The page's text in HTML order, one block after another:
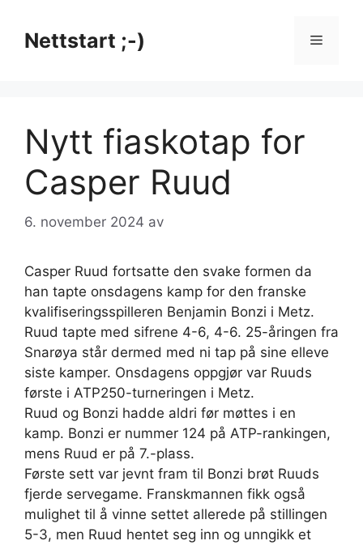
innholdNettstart ;-) Meny
Nytt fiaskotap for
Casper Ruud
6. november 2024 av
Casper Ruud fortsatte den svake formen da
han tapte onsdagens kamp for den franske
kvalifiseringsspilleren Benjamin Bonzi i Metz.
Ruud tapte med sifrene 4-6, 4-6. 25-åringen fra
Snarøya står dermed med ni tap på sine elleve
siste kamper. Onsdagens oppgjør var Ruuds
første i ATP250-turneringen i Metz.
Ruud og Bonzi hadde aldri før møttes i en
kamp. Bonzi er nummer 124 på ATP-rankingen,
mens Ruud er på 7.-plass.
Første sett var jevnt fram til Bonzi brøt Ruuds
fjerde servegame. Franskmannen fikk også
mulighet til å vinne settet allerede på stillingen
5-3, men Ruud hentet seg inn og unngikk et